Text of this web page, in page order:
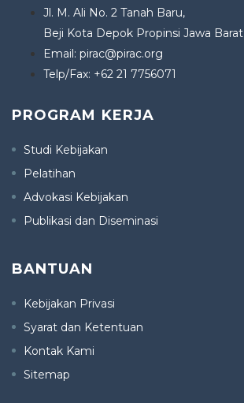
Jl. M. Ali No. 2 Tanah Baru,
Beji Kota Depok Propinsi Jawa Barat
Email: pirac@pirac.org
Telp/Fax: +62 21 7756071
PROGRAM KERJA
Studi Kebijakan
Pelatihan
Advokasi Kebijakan
Publikasi dan Diseminasi
BANTUAN
Kebijakan Privasi
Syarat dan Ketentuan
Kontak Kami
Sitemap